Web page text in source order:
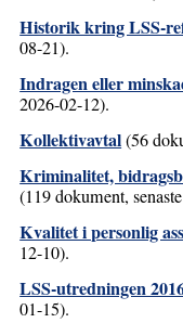
Historik kring LSS-
08-21).
Indragen eller
2026-02-12).
Kollektivavtal(56
Kriminalitet,
(119 dokument,
Kvalitet i personlig
12-10).
LSS-utredningen
01-15).